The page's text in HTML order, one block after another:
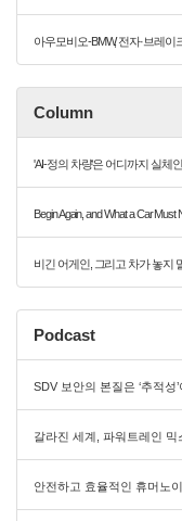
아우모비오-BMW, 전자·브레이
Column
'AI-정의 차량'은 어디까지 실체
Begin Again, and What a Car Must
비긴 어게인, 그리고 차가 놓지
Podcast
SDV 보안의 본질은 ‘추적성
갈라진 세계, 파워트레인
안전하고 효율적인 휴머노